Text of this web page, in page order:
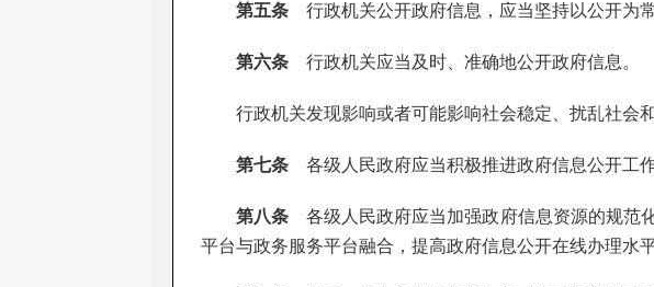
第五条 行政机关公开政府信息，应当坚持以公开为
第六条 行政机关应当及时、准确地公开政府信息。
行政机关发现影响或者可能影响社会稳定、扰乱社会
第七条 各级人民政府应当积极推进政府信息公开工
第八条 各级人民政府应当加强政府信息资源的规范
平台与政务服务平台融合，提高政府信息公开在线办理水平